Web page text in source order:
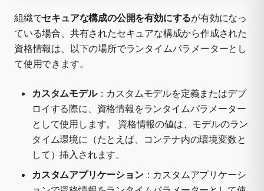
組織でセキュアな構成の公開を有効にするが有効になっ
ている場合、共有されたセキュアな構成から作成された
資格情報は、以下の場所でランタイムパラメーターとし
て使用できます。
カスタムモデル：カスタムモデルを定義またはデプ
ロイする際に、資格情報をランタイムパラメーター
として使用します。 資格情報の値は、モデルのラン
タイム環境に（たとえば、コンテナ内の環境変数と
して）挿入されます。
カスタムアプリケーション：カスタムアプリケーシ